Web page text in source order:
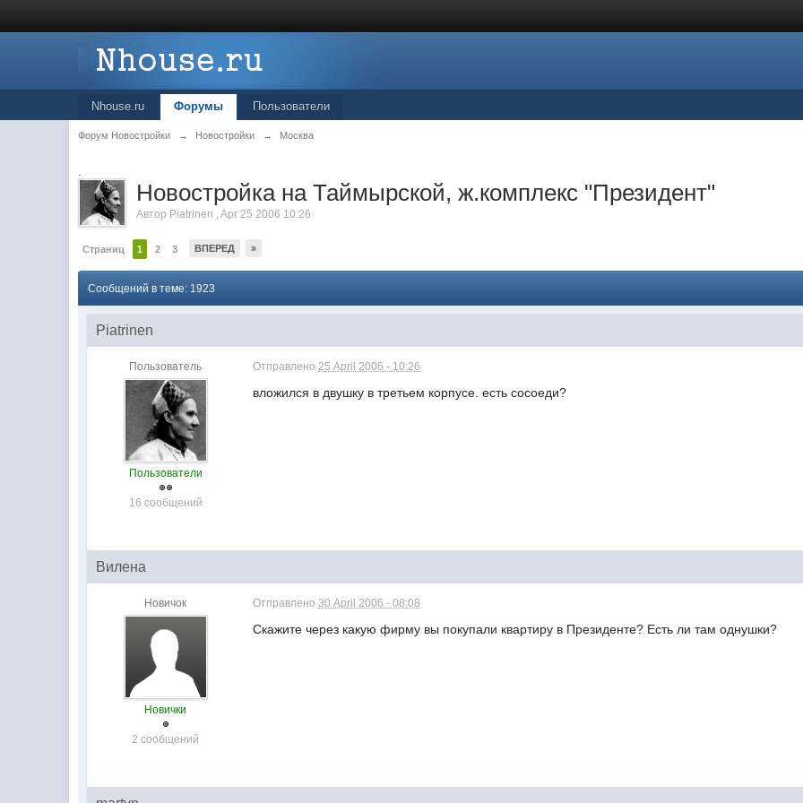
Nhouse.ru Форумы Пользователи
Форум Новостройки → Новостройки → Москва
.
Новостройка на Таймырской, ж.комплекс "Президент"
Автор Piatrinen ,Apr 25 2006 10:26
Страниц 1 2 3 ВПЕРЕД »
Сообщений в теме: 1923
Piatrinen
Пользователь
Пользователи
16 сообщений
Отправлено25 April 2006 - 10:26
вложился в двушку в третьем корпусе. есть сосоеди?
Вилена
Новичок
Новички
2 сообщений
Отправлено30 April 2006 - 08:08
Скажите через какую фирму вы покупали квартиру в Президенте? Есть ли там однушки?